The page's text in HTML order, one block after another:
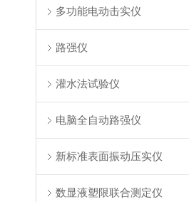
多功能电动击实仪
路强仪
灌水法试验仪
电脑全自动路强仪
新标准表面振动压实仪
数显液塑限联合测定仪